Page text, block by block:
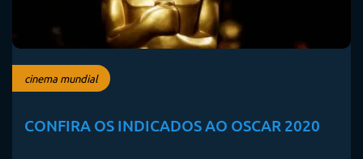
cinema mundial
CONFIRA OS INDICADOS AO OSCAR 2020